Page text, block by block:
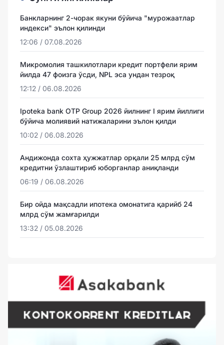
Банкларнинг 2-чорак якуни бўйича "мурожаатлар
индекси" эълон қилинди
12:06 / 07.08.2026
Микромолия ташкилотлари кредит портфели ярим
йилда 47 фоизга ўсди, NPL эса ундан тезроқ
12:12 / 06.08.2026
Ipoteka bank OTP Group 2026 йилнинг I ярим йиллиги
бўйича молиявий натижаларини эълон қилди
10:02 / 06.08.2026
Андижонда сохта ҳужжатлар орқали 25 млрд сўм
кредитни ўзлаштириб юборганлар аниқланди
06:19 / 06.08.2026
Бир ойда мақсадли ипотека омонатига қарийб 24
млрд сўм жамғарилди
13:32 / 05.08.2026